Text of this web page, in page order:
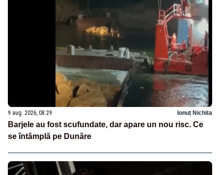
9 aug. 2026, 08:29 Ionuț Nichita
Barjele au fost scufundate, dar apare un nou risc. Ce
se întâmplă pe Dunăre